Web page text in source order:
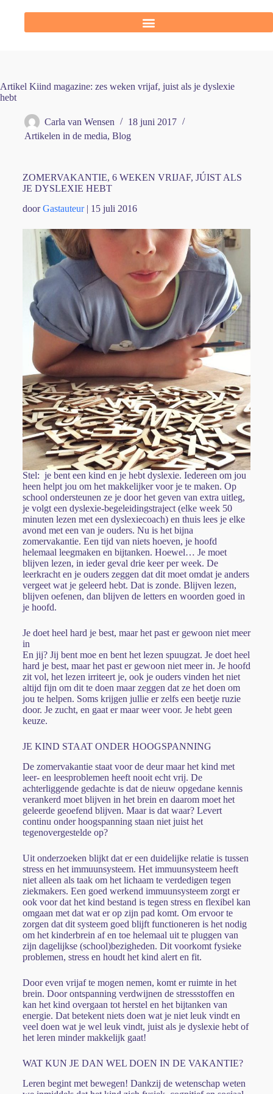
Artikel Kiind magazine: zes weken vrijaf, juist als je dyslexie
hebt
Carla van Wensen
18 juni 2017
Artikelen in de media, Blog
ZOMERVAKANTIE, 6 WEKEN VRIJAF, JÚIST ALS
JE DYSLEXIE HEBT
doorGastauteur| 15 juli 2016
Stel: je bent een kind en je hebt dyslexie. Iedereen om jou
heen helpt jou om het makkelijker voor je te maken. Op
school ondersteunen ze je door het geven van extra uitleg,
je volgt een dyslexie-begeleidingstraject (elke week 50
minuten lezen met een dyslexiecoach) en thuis lees je elke
avond met een van je ouders. Nu is het bijna
zomervakantie. Een tijd van niets hoeven, je hoofd
helemaal leegmaken en bijtanken. Hoewel… Je moet
blijven lezen, in ieder geval drie keer per week. De
leerkracht en je ouders zeggen dat dit moet omdat je anders
vergeet wat je geleerd hebt. Dat is zonde. Blijven lezen,
blijven oefenen, dan blijven de letters en woorden goed in
je hoofd.
Je doet heel hard je best, maar het past er gewoon niet meer
in
En jij? Jij bent moe en bent het lezen spuugzat. Je doet heel
hard je best, maar het past er gewoon niet meer in. Je hoofd
zit vol, het lezen irriteert je, ook je ouders vinden het niet
altijd fijn om dit te doen maar zeggen dat ze het doen om
jou te helpen. Soms krijgen jullie er zelfs een beetje ruzie
door. Je zucht, en gaat er maar weer voor. Je hebt geen
keuze.
JE KIND STAAT ONDER HOOGSPANNING
De zomervakantie staat voor de deur maar het kind met
leer- en leesproblemen heeft nooit echt vrij. De
achterliggende gedachte is dat de nieuw opgedane kennis
verankerd moet blijven in het brein en daarom moet het
geleerde geoefend blijven. Maar is dat waar? Levert
continu onder hoogspanning staan niet juist het
tegenovergestelde op?
Uit onderzoeken blijkt dat er een duidelijke relatie is tussen
stress en het immuunsysteem. Het immuunsysteem heeft
niet alleen als taak om het lichaam te verdedigen tegen
ziekmakers. Een goed werkend immuunsysteem zorgt er
ook voor dat het kind bestand is tegen stress en flexibel kan
omgaan met dat wat er op zijn pad komt. Om ervoor te
zorgen dat dit systeem goed blijft functioneren is het nodig
om het kinderbrein af en toe helemaal uit te pluggen van
zijn dagelijkse (school)bezigheden. Dit voorkomt fysieke
problemen, stress en houdt het kind alert en fit.
Door even vrijaf te mogen nemen, komt er ruimte in het
brein. Door ontspanning verdwijnen de stressstoffen en
kan het kind overgaan tot herstel en het bijtanken van
energie. Dat betekent niets doen wat je niet leuk vindt en
veel doen wat je wel leuk vindt, juist als je dyslexie hebt of
het leren minder makkelijk gaat!
WAT KUN JE DAN WEL DOEN IN DE VAKANTIE?
Leren begint met bewegen! Dankzij de wetenschap weten